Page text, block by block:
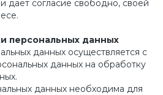
дает согласие свободно, своей
персональных данных
данных осуществляется с
данных на обработку
данных необходима для